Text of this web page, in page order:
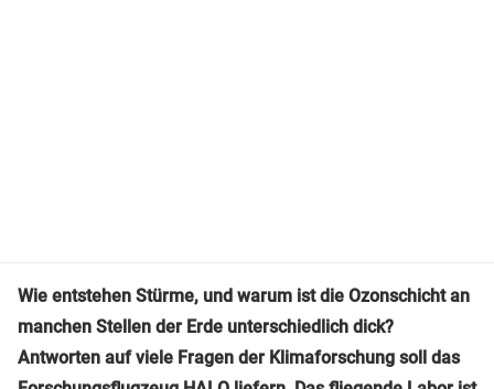
Wie entstehen Stürme, und warum ist die Ozonschicht an
manchen Stellen der Erde unterschiedlich dick?
Antworten auf viele Fragen der Klimaforschung soll das